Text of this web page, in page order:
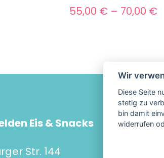
DIE
DER
55,00 € – 70,00 €
Eis & Snacks
Str. 144
Wir
Diese Seite
stetig zu
bin damit
widerrufen